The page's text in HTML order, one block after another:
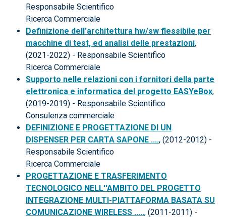
Responsabile Scientifico
Ricerca Commerciale
Definizione dell’architettura hw/sw flessibile per
macchine di test, ed analisi delle prestazioni,
(2021-2022) - Responsabile Scientifico
Ricerca Commerciale
Supporto nelle relazioni con i fornitori della parte
elettronica e informatica del progetto EASYeBox,
(2019-2019) - Responsabile Scientifico
Consulenza commerciale
DEFINIZIONE E PROGETTAZIONE DI UN
DISPENSER PER CARTA SAPONE ...., (2012-2012) -
Responsabile Scientifico
Ricerca Commerciale
PROGETTAZIONE E TRASFERIMENTO
TECNOLOGICO NELL''AMBITO DEL PROGETTO
INTEGRAZIONE MULTI-PIATTAFORMA BASATA SU
COMUNICAZIONE WIRELESS ....., (2011-2011) -